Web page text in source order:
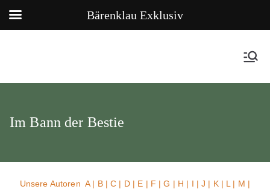
Im Bann der Bestie
Unsere AutorenA| B|C | D| E | F |G | H | I |J | K| L | M |
Bärenklau Exklusiv